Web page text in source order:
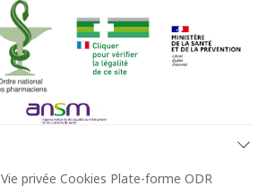
Vie privée Cookies Plate-forme ODR